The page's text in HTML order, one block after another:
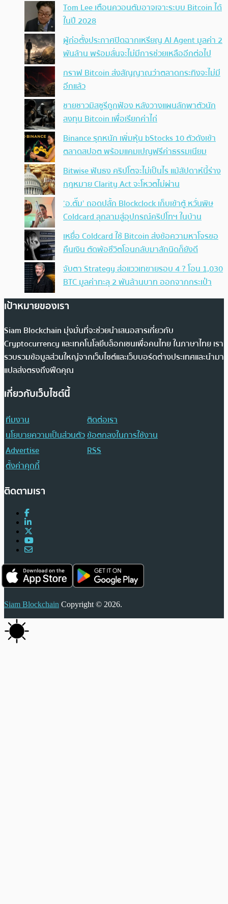
Tom Lee เตือนควอนตัมอาจเจาะระบบ Bitcoin ได้
ในปี 2028
ผู้ก่อตั้งประกาศปิดฉากเหรียญ AI Agent มูลค่า 2
พันล้าน พร้อมลั่นจะไม่มีการช่วยเหลืออีกต่อไป
กราฟ Bitcoin ส่งสัญญาณว่าตลาดกระทิงจะไม่มี
อีกแล้ว
ชายชาวมิสซูรีถูกฟ้อง หลังวางแผนลักพาตัวนัก
ลงทุน Bitcoin เพื่อเรียกค่าไถ่
Binance รุกหนัก เพิ่มหุ้น bStocks 10 ตัวดังเข้า
ตลาดสปอต พร้อมแคมเปญฟรีค่าธรรมเนียม
Bitwise ฟันธง คริปโตจะไม่เป็นไร แม้สัปดาห์นี้ร่าง
กฎหมาย Clarity Act จะโหวตไม่ผ่าน
‘อ.ตั๊ม’ ถอดปลั้ก Blockclock เก็บเข้าตู้ หวั่นพิษ
Coldcard ลุกลามสู่อุปกรณ์คริปโทฯ ในบ้าน
เหยื่อ Coldcard ใช้ Bitcoin ส่งข้อความหาโจรขอ
คืนเงิน ตัดพ้อชีวิตโอนกลับมาสักนิดก็ยังดี
จับตา Strategy ส่อแววเทขายรอบ 4 ? โอน 1,030
BTC มูลค่าทะลุ 2 พันล้านบาท ออกจากกระเป๋า
เป้าหมายของเรา
Siam Blockchain มุ่งมั่นที่จะช่วยนำเสนอสารเกี่ยวกับ
Cryptocurrency และเทคโนโลยีบล็อกเชนเพื่อคนไทย ในภาษาไทย เรา
รวบรวมข้อมูลส่วนใหญ่จากเว็บไซต์และเว็บบอร์ดต่างประเทศและนำมา
แปลส่งตรงถึงฟีดคุณ
เกี่ยวกับเว็บไซต์นี้
ทีมงาน
ติดต่อเรา
นโยบายความเป็นส่วนตัวข้อตกลงในการใช้งาน
Advertise
RSS
ตั้งค่าคุกกี้
ติดตามเรา
Siam Blockchain Copyright © 2026.